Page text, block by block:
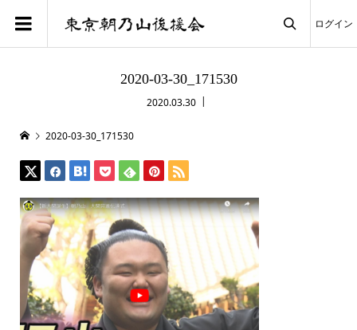
ログイン
2020-03-30_171530
2020.03.30
2020-03-30_171530